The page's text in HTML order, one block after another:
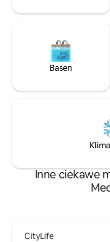
garaż Parking Portello
Basen
Inne ciekawe
CityLife